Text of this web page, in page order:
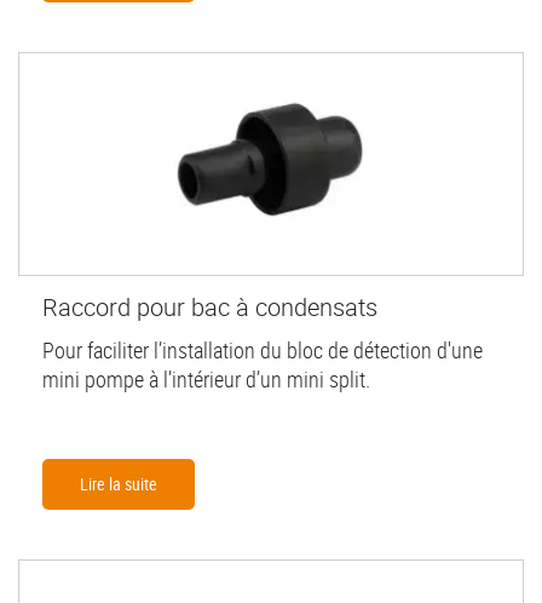
Raccord pour bac à condensats
Pour faciliter l’installation du bloc de détection d'une
mini pompe à l’intérieur d’un mini split.
Lire la suite